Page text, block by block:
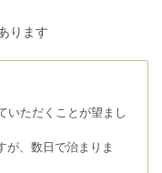
ります
いただくことが望まし
が、数日で治まりま